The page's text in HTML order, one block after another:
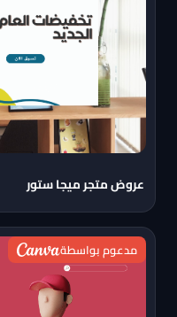
عروض متجر ميجا ستور
مدعوم بواسطة